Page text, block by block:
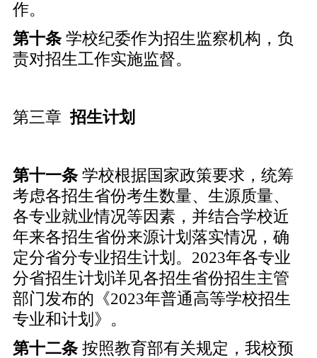
作。
第十条 学校纪委作为招生监察机构，负
责对招生工作实施监督。
第三章 招生计划
第十一条 学校根据国家政策要求，统筹
考虑各招生省份考生数量、生源质量、
各专业就业情况等因素，并结合学校近
年来各招生省份来源计划落实情况，确
定分省分专业招生计划。2023年各专业
分省招生计划详见各招生省份招生主管
部门发布的《2023年普通高等学校招生
专业和计划》。
第十二条按照教育部有关规定，我校预